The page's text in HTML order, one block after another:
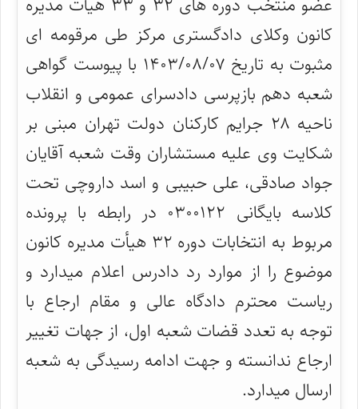
کانون وکلای دادگستری مرکز طی مرقومه ای
مثبوت به تاریخ ۱۴۰۳/۰۸/۰۷ با پیوست گواهی
شعبه دهم بازپرسی دادسرای عمومی و انقلاب
ناحیه ۲۸ جرایم کارکنان دولت تهران مبنی بر
شکایت وی علیه مستشاران وقت شعبه آقایان
جواد صادقی، علی حبیبی و اسد داروچی تحت
کلاسه بایگانی ۰۳۰۰۱۲۲ در رابطه با پرونده
مربوط به انتخابات دوره ۳۲ هیأت مدیره کانون
موضوع را از موارد رد دادرس اعلام میدارد و
ریاست محترم دادگاه عالی و مقام ارجاع با
توجه به تعدد قضات شعبه اول، از جهات تغییر
ارجاع ندانسته و جهت ادامه رسیدگی به شعبه
ارسال میدارد.